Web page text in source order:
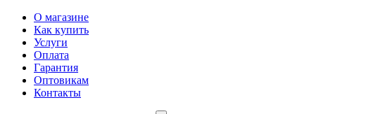
О магазине
Как купить
Услуги
Оплата
Гарантия
Оптовикам
Контакты